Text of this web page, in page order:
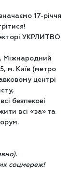
17-річчя
УКРЛИТВО
Міжнародний
м. Київ (метро
центрі
безпекові
всі «за» та
соцмереж!